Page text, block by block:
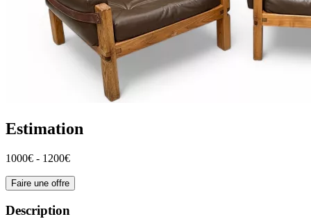
Estimation
1000€ - 1200€
Faire une offre
Description